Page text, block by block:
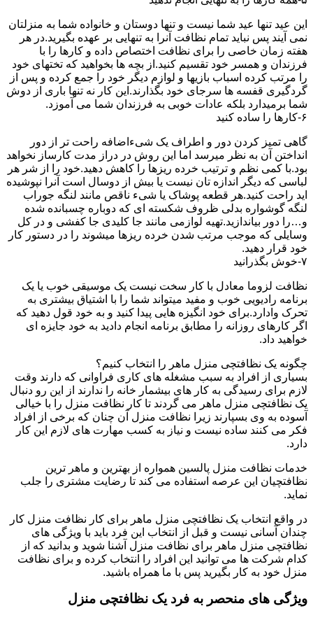
این عید تنها عید شما نیست و تنها دوستان و خانواده شما به منزلتان
نمی آیند پس نباید تمام نظافت آنرا به تنهایی بر عهده بگیرید.در هر
هفته زمان خاصی را برای نظافت اختصاص داده و کارها را با
فرزندان و همسر خود تقسیم کنید.از بچه ها بخواهید که تختهای خود
را مرتب کرده اسباب بازیها و لوازم دیگر خود را جمع کرده و پس از
گردگیری قفسه ها سرجای خود بگذارند.این کار نه تنها باری از دوش
شما برمیدارد بلکه عادات خوبی به فرزندان شما می آموزد.
۶-کارها را ساده کنید
گاهی تمیز کردن دور و اطراف یک شیءاضافه راحت تر از دور
انداختن آن به نظر میرسد اما این روش در دراز مدت کارساز نخواهد
بود.با کمی نظم و ترتیب خرده ریزها را کاهش دهید.خود را از شر هر
لباسی که دیگر اندازه تان نیست یا بیش از دوسال است آنرا نپوشیده
اید راحت کنید.هر قطعه پوشاک یا شیء ناقص مانند لنگه جوراب
لنگه گوشواره بدلی ظروف شکسته ای که دوباره چسبانده شده
و…را دور بیاندازید.تهیه لوازمی مانند جا کلیدی جا کفشی و در کل
وسایلی که موجب مرتب شدن خرده ریزها میشوند را در دستور کار
خود قرار دهید.
۷-خوش بگذرانید
نظافت لزوما معادل با کار سخت نیست یک موسیقی خوب یا یک
برنامه رادیویی خوب و مفید میتواند شما را با اشتیاق بیشتری به
تحرک وادارد.برای خود انگیزه هایی پیدا کنید و به خود قول دهید که
اگر کارهای روزانه را مطابق برنامه انجام دادید به خود جایزه ای
خواهید داد.
چگونه یک نظافتچی منزل ماهر را انتخاب کنیم؟
بسیاری از افراد به سبب مشغله های کاری فراوانی که دارند وقت
لازم برای رسیدگی به کار های بیشمار خانه را ندارند از این رو دنبال
یک نظافتچی منزل ماهر می گردند تا کار نظافت منزل را با خیالی
آسوده به وی بسپارند زیرا نظافت منزل آن چنان که برخی از افراد
فکر می کنند ساده نیست و نیاز به کسب مهارت های لازم این کار
دارد.
خدمات نظافت منزل پالسین همواره از بهترین و ماهر ترین
نظافتچیان این عرصه استفاده می کند تا رضایت مشتری را جلب
نماید.
در واقع انتخاب یک نظافتچی منزل ماهر برای کار نظافت منزل کار
چندان آسانی نیست و قبل از انتخاب این فرد باید با ویژگی های
نظافتچی منزل ماهر برای نظافت منزل آشنا شوید و بدانید که از
کدام شرکت ها می توانید این افراد را انتخاب کرده و برای نظافت
منزل خود به کار بگیرید پس با ما همراه باشید.
ویژگی های منحصر به فرد یک نظافتچی منزل